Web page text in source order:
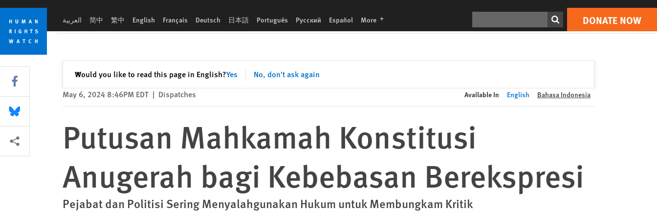
Skip
cookie
privacy
notice
Skip
main
content
العربية 简中 繁中 English Français Deutsch 日本語 Português Русский Español More languages DONATE NOW
Would you like to read this page in English?Yes No, don't ask again
✕Close
Print DONATE NOW
May 6, 2024 8:46PM EDT | Dispatches Available In English Bahasa Indonesia
Putusan Mahkamah Konstitusi
Anugerah bagi Kebebasan Berekspresi
Pejabat dan Politisi Sering Menyalahgunakan Hukum untuk Membungkam Kritik
Share this via Facebook
Share this via Bluesky
More sharing options